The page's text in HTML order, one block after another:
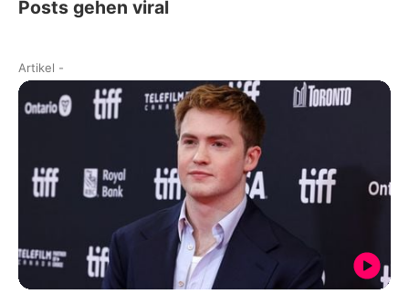
Posts gehen viral
Artikel -